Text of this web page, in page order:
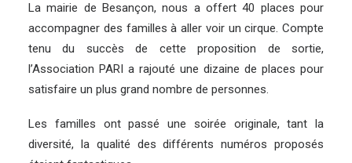
La mairie de Besançon, nous a offert 40 places pour
accompagner des familles à aller voir un cirque. Compte
tenu du succès de cette proposition de sortie,
l’Association PARI a rajouté une dizaine de places pour
satisfaire un plus grand nombre de personnes.
Les familles ont passé une soirée originale, tant la
diversité, la qualité des différents numéros proposés